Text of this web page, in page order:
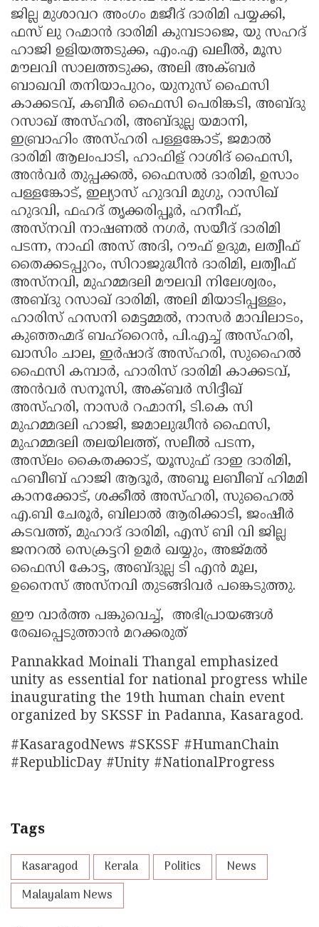
ജില്ല മുശാവറ അംഗം മജീദ് ദാരിമി പയ്യക്കി,
ഫസ് ലു റഹ്മാൻ ദാരിമി കുമ്പടാജെ, യു സഹദ്
ഹാജി ഉളിയത്തടുക്ക, എം.എ ഖലീൽ, മൂസ
മൗലവി സാലത്തടുക്ക, അലി അക്ബർ
ബാഖവി തനിയാപുറം, യുനുസ് ഫൈസി
കാക്കടവ്, കബീർ ഫൈസി പെരിങ്കടി, അബ്ദു
റസാഖ് അസ്ഹരി, അബ്ദുല്ല യമാനി,
ഇബ്രാഹിം അസ്ഹരി പള്ളങ്കോട്, ജമാൽ
ദാരിമി ആലംപാടി, ഹാഫിള് റാശിദ് ഫൈസി,
അൻവർ തുപ്പക്കൽ, ഫൈസൽ ദാരിമി, ഉസാം
പള്ളങ്കോട്, ഇല്യാസ് ഹുദവി മുഗു, റാസിഖ്
ഹുദവി, ഫഹദ് തൃക്കരിപ്പൂർ, ഹനീഫ്,
അസ്നവി നാഷണൽ നഗർ, സയീദ് ദാരിമി
പടന്ന, നാഫി അസ് അദി, റൗഫ് ഉദുമ, ലത്വീഫ്
തൈക്കടപ്പുറം, സിറാജുദ്ധീൻ ദാരിമി, ലത്വീഫ്
അസ്നവി, മുഹമ്മദലി മൗലവി നിലേശ്വരം,
അബ്ദു റസാഖ് ദാരിമി, അലി മിയാടിപ്പള്ളം,
ഹാരിസ് ഹസനി മെട്ടമ്മൽ, നാസർ മാവിലാടം,
കുഞ്ഞഹ്മദ് ബഹ്റൈൻ, പി.എച്ച് അസ്ഹരി,
ഖാസിം ചാല, ഇർഷാദ് അസ്ഹരി, സുഹൈൽ
ഫൈസി കമ്പാർ, ഹാരിസ് ദാരിമി കാക്കടവ്,
അൻവർ സനൂസി, അക്ബർ സിദ്ദീഖ്
അസ്ഹരി, നാസർ റഹ്മാനി, ടി.കെ സി
മുഹമ്മദലി ഹാജി, ജമാലുദ്ധീൻ ഫൈസി,
മുഹമ്മദലി തലയിലത്ത്, സലീൽ പടന്ന,
അസ്‌ലം കൈതക്കാട്, യൂസുഫ് ദാഇ ദാരിമി,
ഹബീബ് ഹാജി ആദൂർ, അബൂ ലബീബ് ഹിമമി
കാനക്കോട്, ശക്കീൽ അസ്ഹരി, സുഹൈൽ
എ.ബി ചേരൂർ, ബിലാൽ ആരിക്കാടി, ജംഷീർ
കടവത്ത്, മുഹാദ് ദാരിമി, എസ് ബി വി ജില്ല
ജനറൽ സെക്രട്ടറി ഉമർ ഖയ്യും, അജ്മൽ
ഫൈസി കോട്ട, അബ്ദുല്ല ടി എൻ മൂല,
ഉനൈസ് അസ്നവി തുടങ്ങിവർ പങ്കെടുത്തു.
ഈ വാർത്ത പങ്കുവെച്ച്, അഭിപ്രായങ്ങൾ
രേഖപ്പെടുത്താൻ മറക്കരുത്
Pannakkad Moinali Thangal emphasized
unity as essential for national progress while
inaugurating the 19th human chain event
organized by SKSSF in Padanna, Kasaragod.
#KasaragodNews #SKSSF #HumanChain
#RepublicDay #Unity #NationalProgress
Tags
Kasaragod Kerala Politics
News
Malayalam News